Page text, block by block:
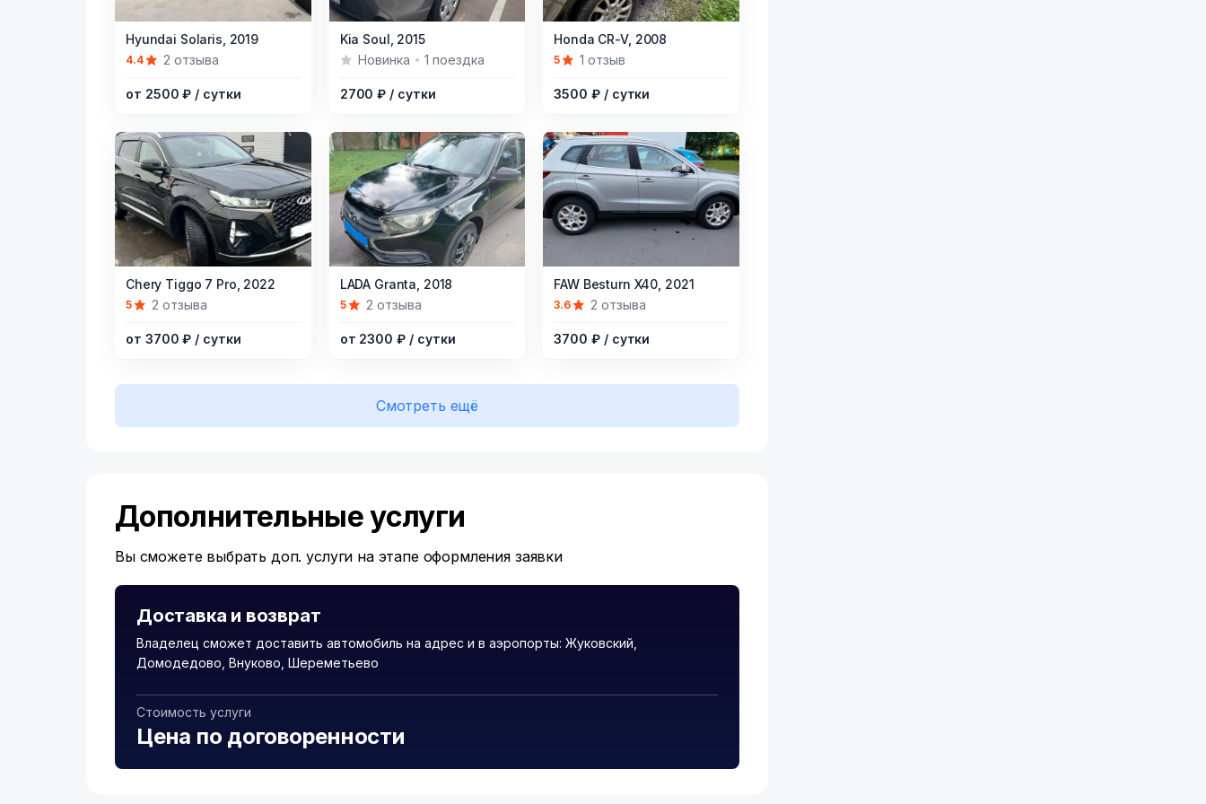
Item
Hyundai Solaris, 2019
4.4 2 отзыва
от 2500 ₽ / сутки
Item
Kia Soul, 2015
Новинка
1 поездка
2700 ₽ / сутки
Item
Honda CR-V, 2008
5 1 отзыв
3500 ₽ / сутки
Item
Chery Tiggo 7 Pro, 2022
5 2 отзыва
от 3700 ₽ / сутки
Item
LADA Granta, 2018
5 2 отзыва
от 2300 ₽ / сутки
Item
FAW Besturn X40, 2021
3.6 2 отзыва
3700 ₽ / сутки
Смотреть ещё
Дополнительные услуги
Вы сможете выбрать доп. услуги на этапе оформления заявки
Доставка и возврат
Владелец сможет доставить автомобиль на адрес и в аэропорты: Жуковский,
Домодедово, Внуково, Шереметьево
Стоимость услуги
Цена по договоренности